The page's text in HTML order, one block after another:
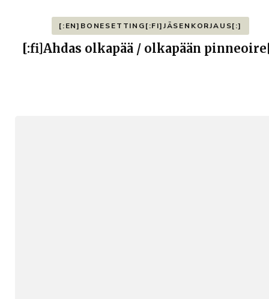
[:EN]BONESETTING[:FI]JÄSENKORJAUS[:]
[:fi]Ahdas olkapää / olkapään